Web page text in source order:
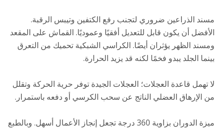
مسند الذراعين ضروري لتجنب رفع الكتفين وتيبس الرقبة.
الأفضل أن يكون قابل للتعديل أفقيًا وعموديًا. القماش على المقعد
ومسند الظهر يؤثران أيضًا. الكراسي الشبكية تحميك من التعرق
بينما الجلد يبدو فخمًا لكنه قد يزيد الحرارة.
لا تهمل قاعدة العجلات؛ العجلات الجيدة توفر حرية الحركة وتقلل
من الإرهاق العضلي الناتج عن سحب الكرسي أو دفعه باستمرار.
ميزة الدوران بزاوية 360 درجة تجعل إنجاز الأعمال أسهل. وبالطبع